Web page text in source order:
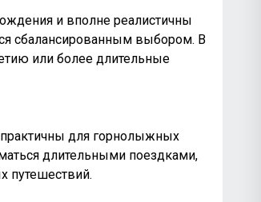
и вполне реалистичны
сбалансированным выбором. В
или более длительные
для горнолыжных
длительными поездками,
путешествий.